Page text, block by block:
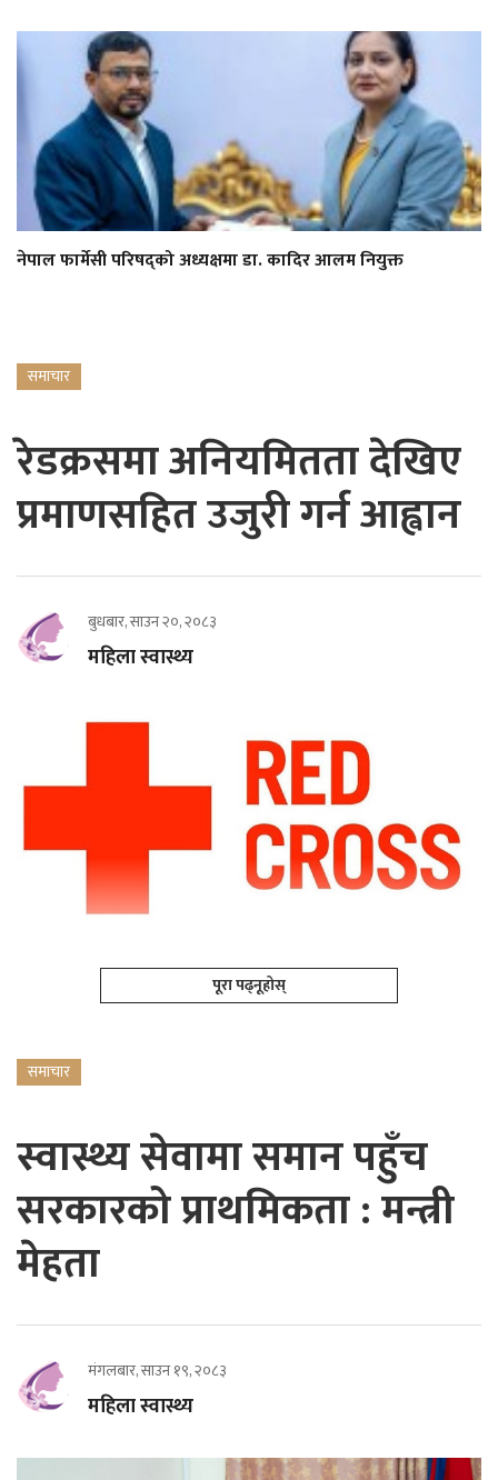
नेपाल फार्मेसी परिषद्को अध्यक्षमा डा. कादिर आलम नियुक्त
समाचार
रेडक्रसमा अनियमितता देखिए
प्रमाणसहित उजुरी गर्न आह्वान
बुधबार, साउन २०, २०८३
महिला स्वास्थ्य
पूरा पढ्नूहोस्
समाचार
स्वास्थ्य सेवामा समान पहुँच
सरकारको प्राथमिकता : मन्त्री
मेहता
मंगलबार, साउन १९, २०८३
महिला स्वास्थ्य